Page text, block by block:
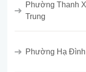
Phường Thanh
Trung
Phường Hạ Đình